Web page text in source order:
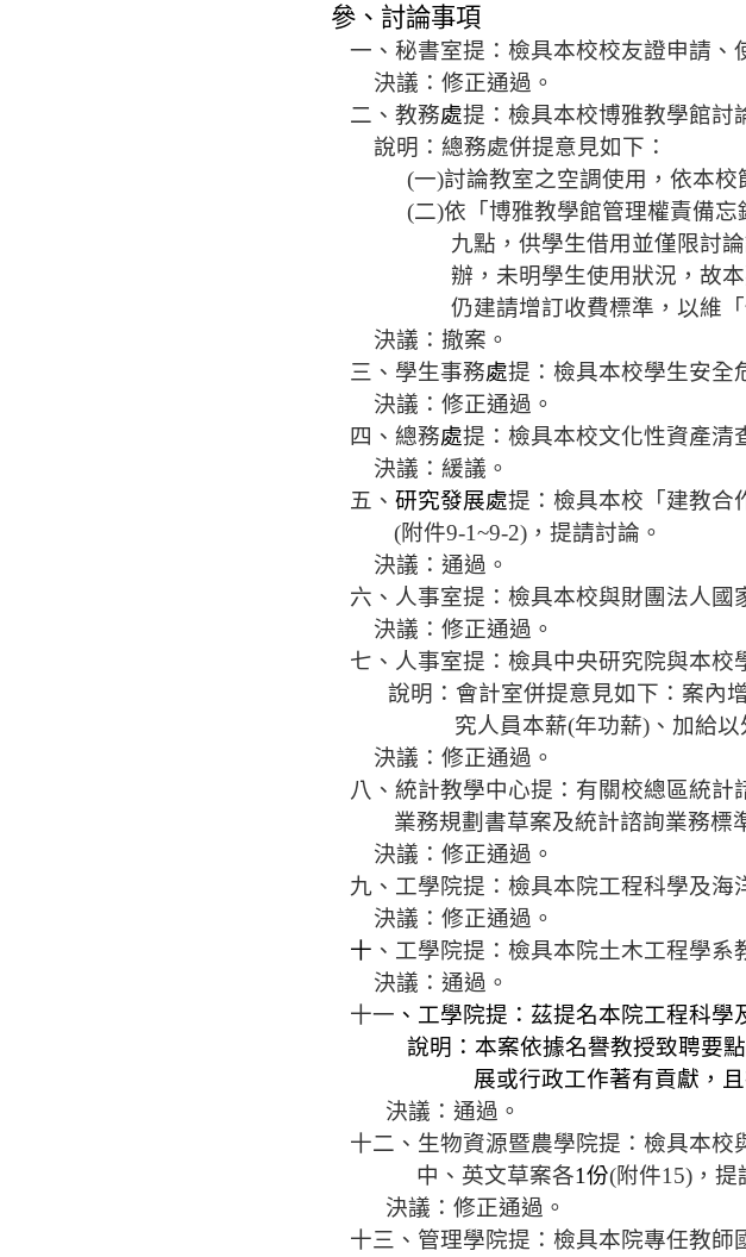
參、討論事項
一、 秘書室提 ：檢具本校校友證申請、
決議：修正通過。
二、教務處提：檢具本校博雅教學館討
說明：總務處併提意見如下：
(一)討論教室之空調使用，依本校
(二)依「博雅教學館管理權責備
九點，供學生借用並僅限討
辦 ，未明學生使用狀況，故
仍建請增訂收費標準，以維
決議：撤案。
三、學生事務處提：檢具本校學生安全
決議：修正通過。
四、總務處提：檢具本校文化性資產清
決議：緩議。
五、 研究發展處提：檢具本校「建教合
(附件9-1~9-2) ，提請討論。
決議：通過。
六、人事室提：檢具本校與財團法人國
決議：修正通過。
七、人事室提：檢具中央研究院與本校
說明：會計室併提意見如下：案內
究人員本薪(年功薪) 、加給
決議：修正通過。
八、統計教學中心提：有關校總區統計
業務規劃書草案及統計諮詢業務標
決議： 修正通過。
九、工學院提：檢具本院工程科學及海
決議： 修正通過。
十 、工學院提：檢具本院土木工程學
決議： 通過。
十一 、工學院提：茲提名本院工程科
說明：本案依據名譽教授致聘要點
展或行政工作著有貢獻，
決議： 通過。
十二、生物資源暨農學院提：檢具本
中、英文草案各1份(附件15) ，提
決議：修正通過。
十三 、管理學院提：檢具本院專任教